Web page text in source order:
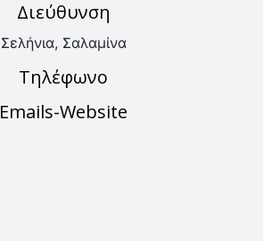
Διεύθυνση
Σελήνια, Σαλαμίνα
Τηλέφωνο
Emails-Website